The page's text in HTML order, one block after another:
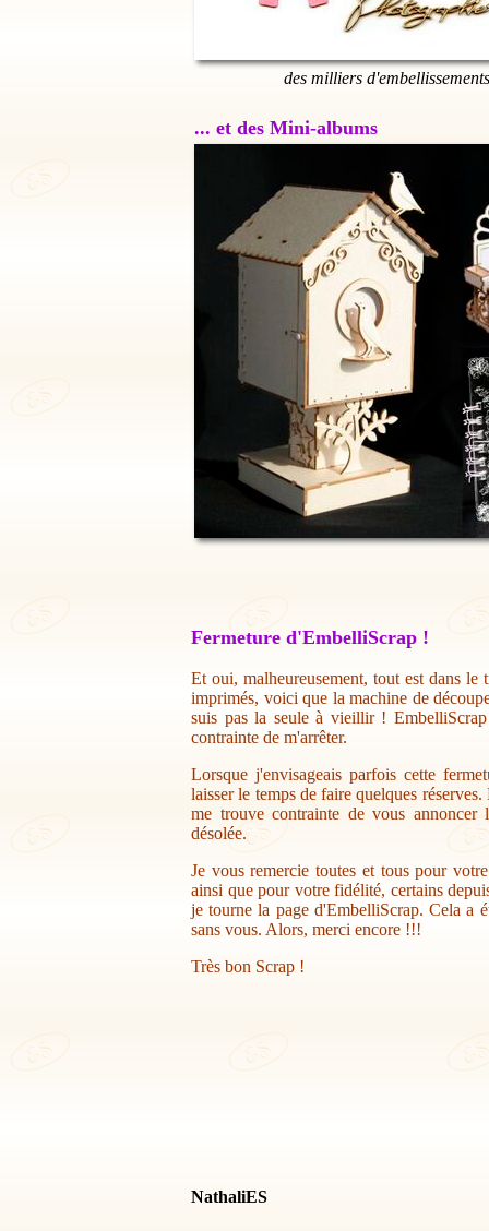
des milliers
... et des Mini-albums
Fermeture d'EmbelliScrap !
Et oui, malheureusement, tout est dans
imprimés, voici que la machine de
suis pas la seule à vieillir !
contrainte de m'arrêter.
Lorsque j'envisageais parfois cette
laisser le temps de faire quelques
me trouve contrainte de vous annoncer
désolée.
Je vous remercie toutes et tous pour
ainsi que pour votre fidélité, certains
je tourne la page d'EmbelliScrap. Cela a
sans vous. Alors, merci encore !!!
Très bon Scrap !
NathaliES